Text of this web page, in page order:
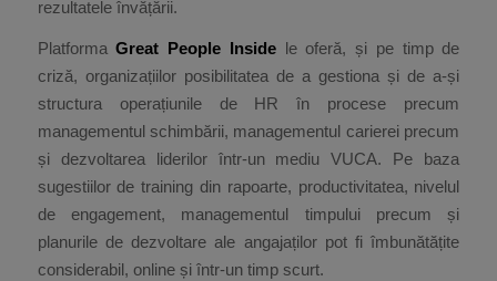
rezultatele învățării.
PlatformaGreat People Insidele oferă, și pe timp de
criză, organizațiilor posibilitatea de a gestiona și de a-și
structura operațiunile de HR în procese precum
managementul schimbării, managementul carierei precum
și dezvoltarea liderilor într-un mediu VUCA. Pe baza
sugestiilor de training din rapoarte, productivitatea, nivelul
de engagement, managementul timpului precum și
planurile de dezvoltare ale angajaților pot fi îmbunătățite
considerabil, online și într-un timp scurt.